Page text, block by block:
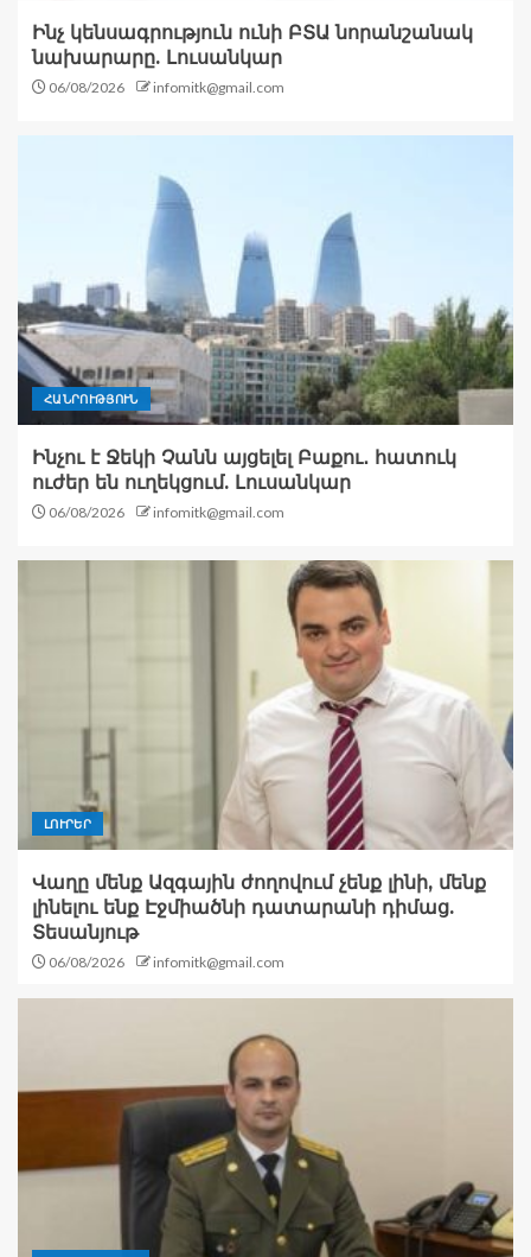
Ինչ կենսագրություն ունի ԲՏԱ նորանշանակ
նախարարը. Լուսանկար
06/08/2026 infomitk@gmail.com
ՀԱՆՐՈՒԹՅՈՒՆ
Ինչու է Ջեկի Չանն այցելել Բաքու․ հատուկ
ուժեր են ուղեկցում. Լուսանկար
06/08/2026 infomitk@gmail.com
ԼՈՒՐԵՐ
Վաղը մենք Ազգային ժողովում չենք լինի, մենք
լինելու ենք Էջմիածնի դատարանի դիմաց.
Տեսանյութ
06/08/2026 infomitk@gmail.com